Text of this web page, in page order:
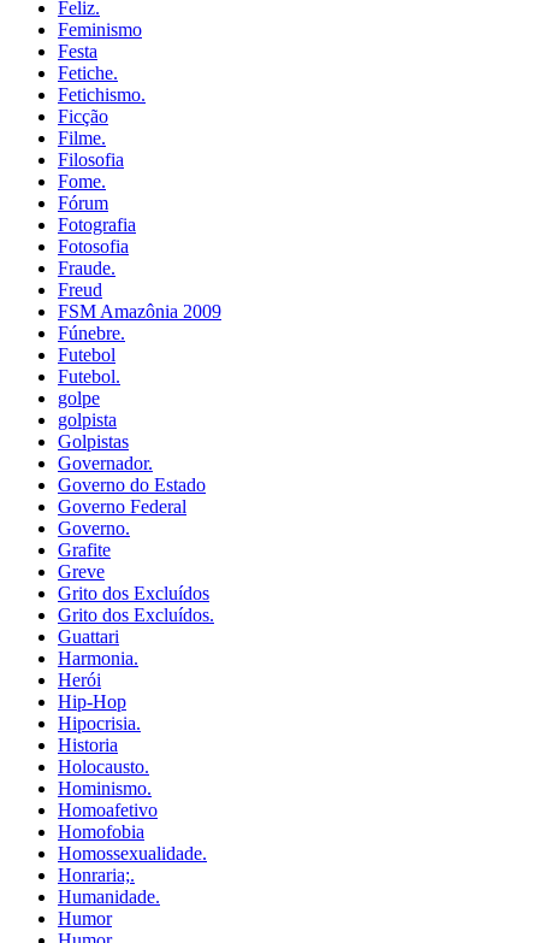
Feliz.
Feminismo
Festa
Fetiche.
Fetichismo.
Ficção
Filme.
Filosofia
Fome.
Fórum
Fotografia
Fotosofia
Fraude.
Freud
FSM Amazônia 2009
Fúnebre.
Futebol
Futebol.
golpe
golpista
Golpistas
Governador.
Governo do Estado
Governo Federal
Governo.
Grafite
Greve
Grito dos Excluídos
Grito dos Excluídos.
Guattari
Harmonia.
Herói
Hip-Hop
Hipocrisia.
Historia
Holocausto.
Hominismo.
Homoafetivo
Homofobia
Homossexualidade.
Honraria;.
Humanidade.
Humor